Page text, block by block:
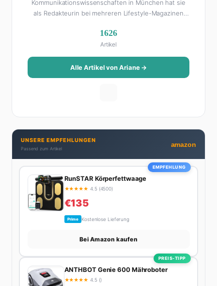
Kommunikationswissenschaften in München hat sie
als Redakteurin bei mehreren Lifestyle-Magazinen
Als Lifestyle-Redakteurin schreibt sie über alles, was
das Leben schöner macht: von Interior Design und
Reise-Tipps über Food-Trends bis hin zu
Beziehungsratgebern, die auch Männer gerne lesen.
Ihre Geheimwaffe: Sie weiß genau, was Frauen an
Brunch-Spot der Stadt. Ihre Interior-Tipps basieren
auf echter Erfahrung – ihre Wohnung wurde schon
zweimal in Design-Blogs gefeatured.
1626
Artikel
Alle Artikel von Ariane →
UNSERE EMPFEHLUNGEN
Passend zum Artikel
amazon
EMPFEHLUNG
RunSTAR Körperfettwaage
★★★★★ 4.5 (4500)
€135
Prime Kostenlose Lieferung
Bei Amazon kaufen
PREIS-TIPP
ANTHBOT Genie 600 Mähroboter
★★★★★ 4.5 ()